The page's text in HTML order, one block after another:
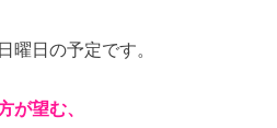
曜日の予定です。
が望む、